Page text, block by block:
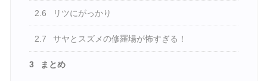
2.6 リツにがっかり
2.7 サヤとスズメの修羅場が怖すぎる！
3 まとめ